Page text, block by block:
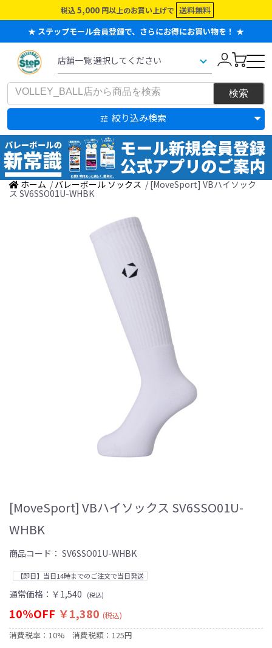
税込 5,000 円以上のお買い上げで 送料無料
★ ステップモール会員登録で、さらにお得にお買い物を！ ★
絞り込み検索
ホーム / バレーボール ソックス / [MoveSport] VBハイソック
ス SV6SSO01U-WHBK
[MoveSport] VBハイソックス SV6SSO01U-
WHBK
商品コード： SV6SSO01U-WHBK
【即日】当日14時までのご注文で当日発送
通常価格： ￥1,540 (税込)
10%OFF ￥1,380 (税込)
消費税率：10% 消費税額：125円